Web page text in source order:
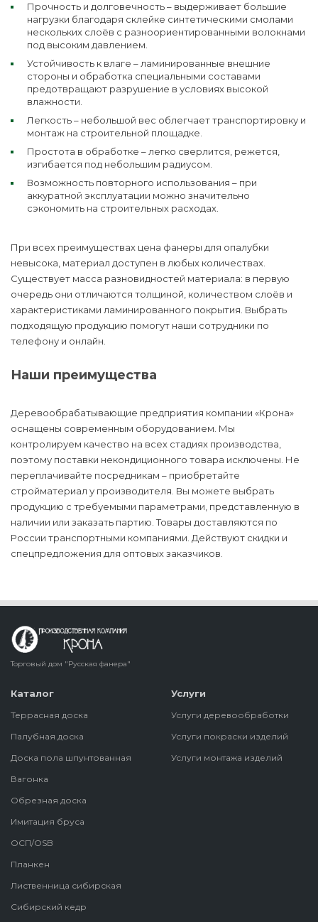
Прочность и долговечность – выдерживает большие
нагрузки благодаря склейке синтетическими смолами
нескольких слоёв с разноориентированными волокнами
под высоким давлением.
Устойчивость к влаге – ламинированные внешние
стороны и обработка специальными составами
предотвращают разрушение в условиях высокой
влажности.
Легкость – небольшой вес облегчает транспортировку и
монтаж на строительной площадке.
Простота в обработке – легко сверлится, режется,
изгибается под небольшим радиусом.
Возможность повторного использования – при
аккуратной эксплуатации можно значительно
сэкономить на строительных расходах.
При всех преимуществах цена фанеры для опалубки
невысока, материал доступен в любых количествах.
Существует масса разновидностей материала: в первую
очередь они отличаются толщиной, количеством слоёв и
характеристиками ламинированного покрытия. Выбрать
подходящую продукцию помогут наши сотрудники по
телефону и онлайн.
Наши преимущества
Деревообрабатывающие предприятия компании «Крона»
оснащены современным оборудованием. Мы
контролируем качество на всех стадиях производства,
поэтому поставки некондиционного товара исключены. Не
переплачивайте посредникам – приобретайте
стройматериал у производителя. Вы можете выбрать
продукцию с требуемыми параметрами, представленную в
наличии или заказать партию. Товары доставляются по
России транспортными компаниями. Действуют скидки и
спецпредложения для оптовых заказчиков.
Торговый дом "Русская фанера"
Каталог
Террасная доска
Палубная доска
Доска пола шпунтованная
Вагонка
Обрезная доска
Имитация бруса
ОСП/OSB
Планкен
Лиственница сибирская
Сибирский кедр
Услуги
Услуги деревообработки
Услуги покраски изделий
Услуги монтажа изделий